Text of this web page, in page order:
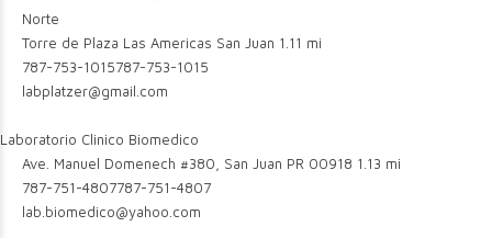
Norte
Torre de Plaza Las Americas San Juan 1.11 mi
787-753-1015787-753-1015
labplatzer@gmail.com
Laboratorio Clinico Biomedico
Ave. Manuel Domenech #380, San Juan PR 00918 1.13 mi
787-751-4807787-751-4807
lab.biomedico@yahoo.com